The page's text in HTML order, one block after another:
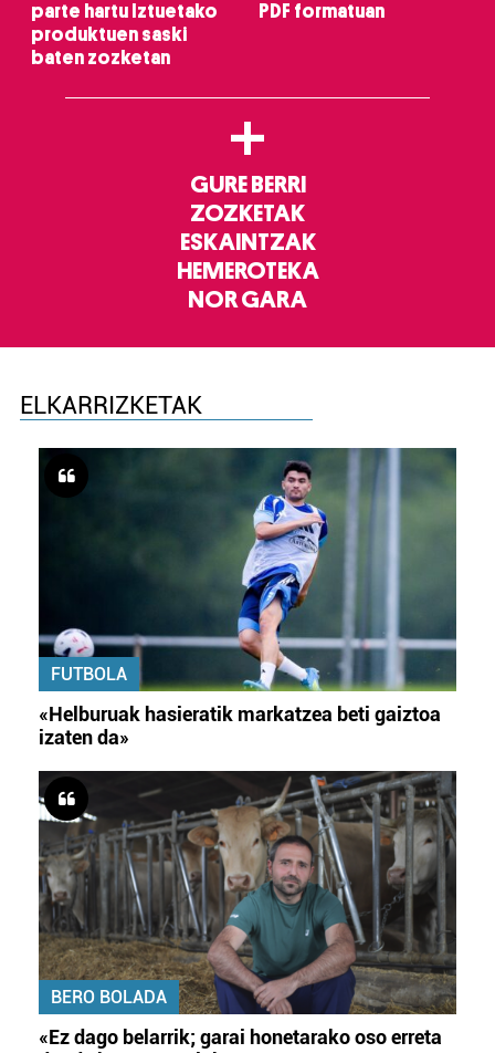
parte hartu Iztuetako
produktuen saski
baten zozketan
PDF formatuan
+
GURE BERRI
ZOZKETAK
ESKAINTZAK
HEMEROTEKA
NOR GARA
ELKARRIZKETAK
FUTBOLA
«Helburuak hasieratik markatzea beti gaiztoa
izaten da»
BERO BOLADA
«Ez dago belarrik; garai honetarako oso erreta